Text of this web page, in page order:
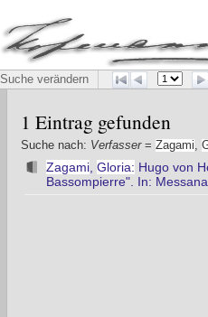
Suche verändern
1 Eintrag gefunden
Suche nach: Verfasser= Zagami
Zagami, Gloria: Hugo von
Bassompierre". In: